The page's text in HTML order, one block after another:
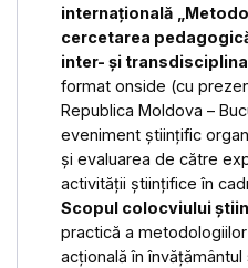
internațională
cercetarea
inter- și
format onside (cu
Republica Moldova –
eveniment științific
și evaluarea de către
activității științifice în
Scopul colocviului
practică a
acțională în învățământul